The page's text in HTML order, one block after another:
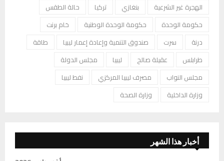
الهجرة غير الشرعية
بنغازي تركيا
حالة الطقس
حكومة الوحدة
حكومة الوحدة الوطنية
خام برنت
درنة
سرت صندوق التنمية وإعادة إعمار ليبيا
طاقة
طرابلس
عقيلة صالح ليبيا
مجلس الدولة
مجلس النواب
مصرف ليبيا المركزي
نفط ليبيا
وزارة الداخلية
وزارة الصحة
أخبار هذا الشهر